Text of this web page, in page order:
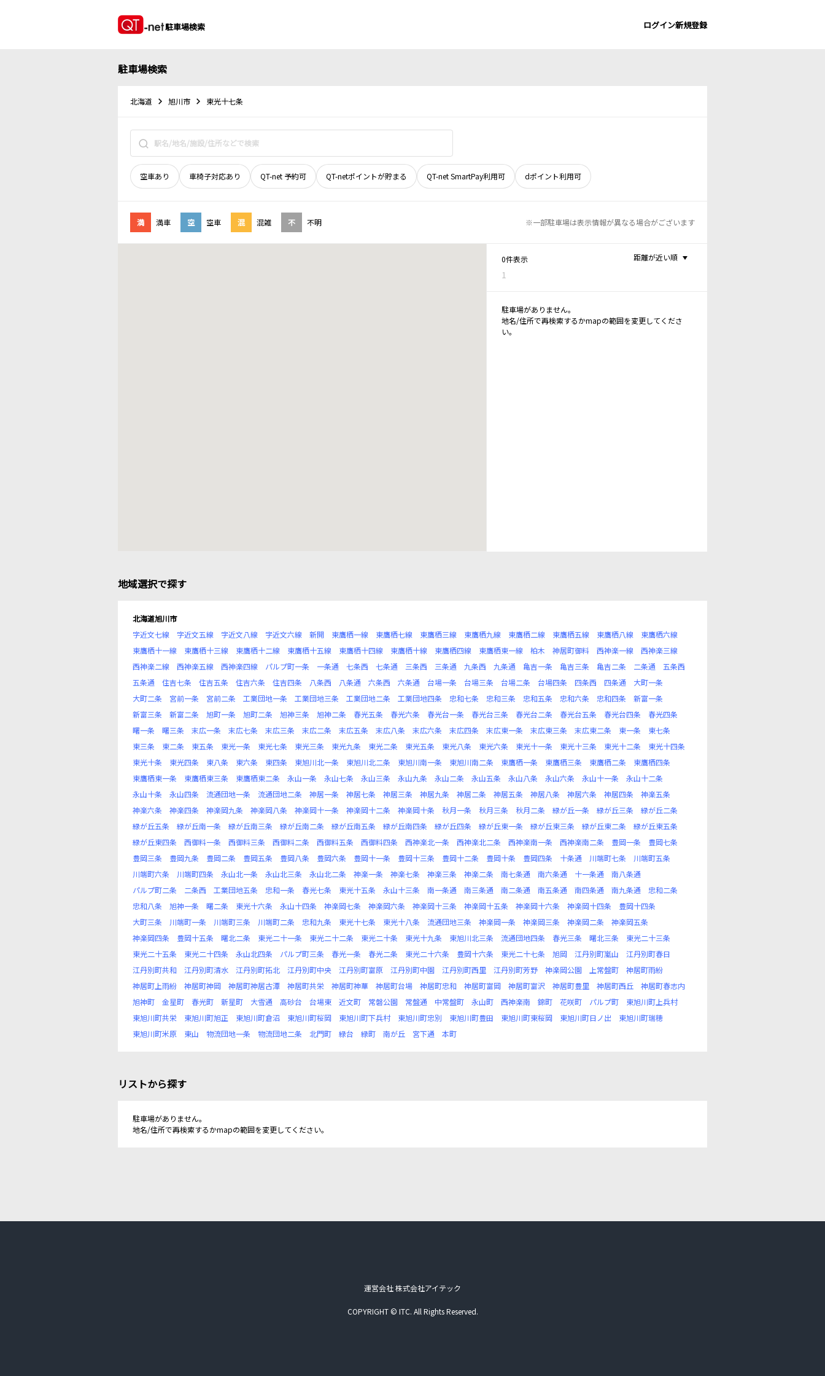
駐車場検索 ログイン新規登録
駐車場検索
北海道 旭川市 東光十七条
空車あり 車椅子対応あり QT-net 予約可 QT-netポイントが貯まる QT-net SmartPay利用可 dポイント利用可
満 満車 空 空車 混 混雑 不 不明 ※一部駐車場は表示情報が異なる場合がございます
0件表示
1
距離が近い順
駐車場がありません。
地名/住所で再検索するかmapの範囲を変更してくださ
い。
地域選択で探す
北海道旭川市
字近文七線
字近文五線 字近文八線 字近文六線 新開 東鷹栖一線 東鷹栖七線 東鷹栖三線 東鷹栖九線 東鷹栖二線 東鷹栖五線 東鷹栖八線
東鷹栖六線
東鷹栖十一線
東鷹栖十三線 東鷹栖十二線 東鷹栖十五線 東鷹栖十四線 東鷹栖十線 東鷹栖四線 東鷹栖東一線 柏木 神居町御料 西神楽一線
西神楽三線
西神楽二線
西神楽五線 西神楽四線 パルプ町一条 一条通 七条西 七条通 三条西 三条通 九条西 九条通 亀吉一条 亀吉三条 亀吉二条 二条通
五条西
五条通
住吉七条 住吉五条 住吉六条 住吉四条 八条西 八条通 六条西 六条通 台場一条 台場三条 台場二条 台場四条 四条西 四条通
大町一条
大町二条
宮前一条 宮前二条 工業団地一条 工業団地三条 工業団地二条 工業団地四条 忠和七条 忠和三条 忠和五条 忠和六条 忠和四条
新富一条
新富三条
新富二条 旭町一条 旭町二条 旭神三条 旭神二条 春光五条 春光六条 春光台一条 春光台三条 春光台二条 春光台五条 春光台四条
春光四条
曙一条
曙三条 末広一条 末広七条 末広三条 末広二条 末広五条 末広八条 末広六条 末広四条 末広東一条 末広東三条 末広東二条 東一条
東七条
東三条
東二条 東五条 東光一条 東光七条 東光三条 東光九条 東光二条 東光五条 東光八条 東光六条 東光十一条 東光十三条 東光十二条
東光十四条
東光十条
東光四条 東八条 東六条 東四条 東旭川北一条 東旭川北二条 東旭川南一条 東旭川南二条 東鷹栖一条 東鷹栖三条 東鷹栖二条
東鷹栖四条
東鷹栖東一条
東鷹栖東三条 東鷹栖東二条 永山一条 永山七条 永山三条 永山九条 永山二条 永山五条 永山八条 永山六条 永山十一条
永山十二条
永山十条
永山四条 流通団地一条 流通団地二条 神居一条 神居七条 神居三条 神居九条 神居二条 神居五条 神居八条 神居六条 神居四条
神楽五条
神楽六条
神楽四条 神楽岡九条 神楽岡八条 神楽岡十一条 神楽岡十二条 神楽岡十条 秋月一条 秋月三条 秋月二条 緑が丘一条 緑が丘三条
緑が丘二条
緑が丘五条
緑が丘南一条 緑が丘南三条 緑が丘南二条 緑が丘南五条 緑が丘南四条 緑が丘四条 緑が丘東一条 緑が丘東三条 緑が丘東二条
緑が丘東五条
緑が丘東四条
西御料一条 西御料三条 西御料二条 西御料五条 西御料四条 西神楽北一条 西神楽北二条 西神楽南一条 西神楽南二条 豊岡一条
豊岡七条
豊岡三条
豊岡九条 豊岡二条 豊岡五条 豊岡八条 豊岡六条 豊岡十一条 豊岡十三条 豊岡十二条 豊岡十条 豊岡四条 十条通 川端町七条
川端町五条
川端町六条
川端町四条 永山北一条 永山北三条 永山北二条 神楽一条 神楽七条 神楽三条 神楽二条 南七条通 南六条通 十一条通
南八条通
パルプ町二条
二条西 工業団地五条 忠和一条 春光七条 東光十五条 永山十三条 南一条通 南三条通 南二条通 南五条通 南四条通 南九条通
忠和二条
忠和八条
旭神一条 曙二条 東光十六条 永山十四条 神楽岡七条 神楽岡六条 神楽岡十三条 神楽岡十五条 神楽岡十六条 神楽岡十四条
豊岡十四条
大町三条
川端町一条 川端町三条 川端町二条 忠和九条 東光十七条 東光十八条 流通団地三条 神楽岡一条 神楽岡三条 神楽岡二条
神楽岡五条
神楽岡四条
豊岡十五条 曙北二条 東光二十一条 東光二十二条 東光二十条 東光十九条 東旭川北三条 流通団地四条 春光三条 曙北三条
東光二十三条
東光二十五条
東光二十四条 永山北四条 パルプ町三条 春光一条 春光二条 東光二十六条 豊岡十六条 東光二十七条 旭岡 江丹別町嵐山
江丹別町春日
江丹別町共和
江丹別町清水 江丹別町拓北 江丹別町中央 江丹別町富原 江丹別町中園 江丹別町西里 江丹別町芳野 神楽岡公園 上常盤町
神居町雨紛
神居町上雨紛
神居町神岡 神居町神居古潭 神居町共栄 神居町神華 神居町台場 神居町忠和 神居町富岡 神居町富沢 神居町豊里 神居町西丘
神居町春志内
旭神町
金星町 春光町 新星町 大雪通 高砂台 台場東 近文町 常磐公園 常盤通 中常盤町 永山町 西神楽南 錦町 花咲町 パルプ町
東旭川町上兵村
東旭川町共栄
東旭川町旭正 東旭川町倉沼 東旭川町桜岡 東旭川町下兵村 東旭川町忠別 東旭川町豊田 東旭川町東桜岡 東旭川町日ノ出
東旭川町瑞穂
東旭川町米原
東山 物流団地一条 物流団地二条 北門町 緑台 緑町 南が丘 宮下通 本町
リストから探す
駐車場がありません。
地名/住所で再検索するかmapの範囲を変更してください。
運営会社 株式会社アイテック
COPYRIGHT © ITC. All Rights Reserved.